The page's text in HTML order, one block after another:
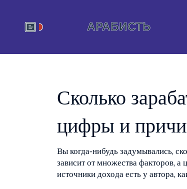
Сколько
цифры и
Вы когда‑нибудь задумывались,
зависит от множества факторов, а
источники дохода есть у автора,